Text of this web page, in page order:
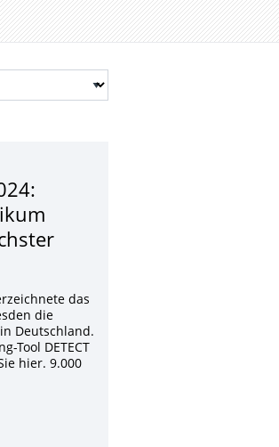
das
die
Deutschland.
Tool DETECT
hier. 9.000